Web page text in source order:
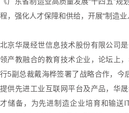
程，强化人才保障和供给，开展“制造业
北京华晟经世信息技术股份有限公司
领产教融合的教育技术企业，论坛上
行5副总裁戴海桦签署了战略合作，
提供先进工业互联网平台及产品，华
才储备，为先进制造企业培育和输送